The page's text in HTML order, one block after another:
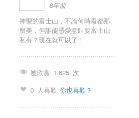
8年前
神聖的富士山，不論何時看都那
麼美，但誰能憑愛意叫要富士山
私有？現在就可以了！
被欣賞 1,625 次
0 人喜歡 你也喜歡？